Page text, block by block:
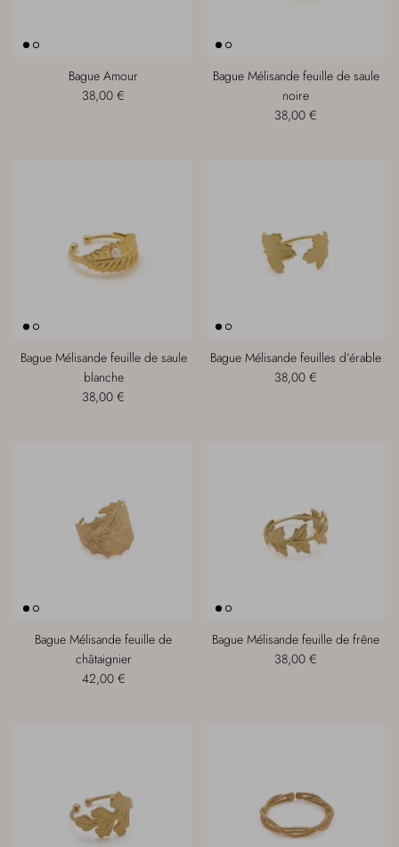
Bague Amour
38,00 €
Bague Mélisande feuille de saule
noire
38,00 €
Bague Mélisande feuille de saule
blanche
38,00 €
Bague Mélisande feuilles d’érable
38,00 €
Bague Mélisande feuille de
châtaignier
42,00 €
Bague Mélisande feuille de frêne
38,00 €